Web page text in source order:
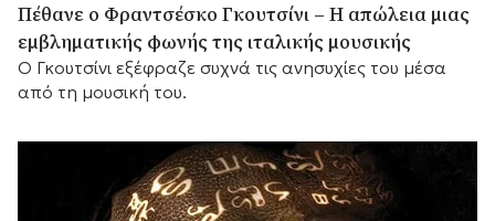
Πέθανε ο Φραντσέσκο Γκουτσίνι – Η απώλεια μιας
εμβληματικής φωνής της ιταλικής μουσικής
Ο Γκουτσίνι εξέφραζε συχνά τις ανησυχίες του μέσα
από τη μουσική του.